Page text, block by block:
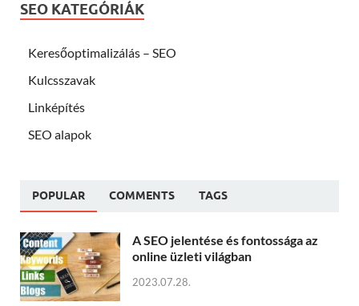
SEO KATEGÓRIÁK
Keresőoptimalizálás – SEO
Kulcsszavak
Linképítés
SEO alapok
POPULAR COMMENTS TAGS
A SEO jelentése és fontossága az
online üzleti világban
2023.07.28.